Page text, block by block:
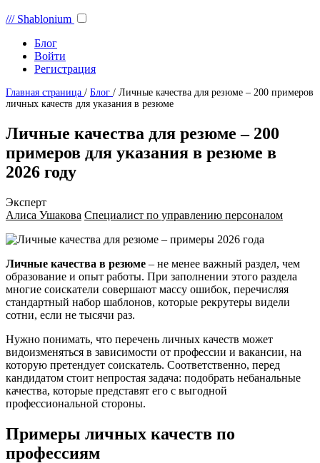
/// Shablonium
Блог
Войти
Регистрация
Главная страница / Блог / Личные качества для резюме – 200 примеров
личных качеств для указания в резюме
Личные качества для резюме – 200
примеров для указания в резюме в
2026 году
Эксперт
Алиса Ушакова Специалист по управлению персоналом
Личные качества в резюме – не менее важный раздел, чем
образование и опыт работы. При заполнении этого раздела
многие соискатели совершают массу ошибок, перечисляя
стандартный набор шаблонов, которые рекрутеры видели
сотни, если не тысячи раз.
Нужно понимать, что перечень личных качеств может
видоизменяться в зависимости от профессии и вакансии, на
которую претендует соискатель. Соответственно, перед
кандидатом стоит непростая задача: подобрать небанальные
качества, которые представят его с выгодной
профессиональной стороны.
Примеры личных качеств по
профессиям